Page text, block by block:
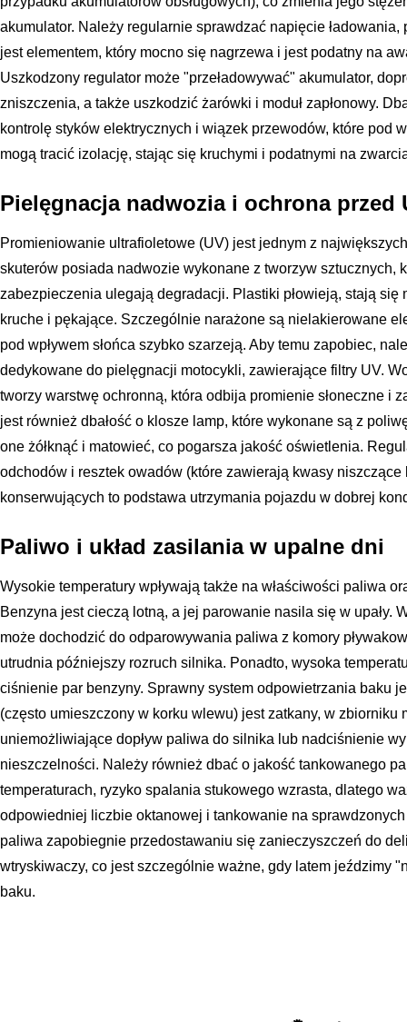
akumulator. Należy regularnie sprawdzać napięcie
jest elementem, który mocno się nagrzewa i jest podatny na
Uszkodzony regulator może "przeładowywać" akumulator,
zniszczenia, a także uszkodzić żarówki i moduł zapłonowy.
kontrolę styków elektrycznych i wiązek przewodów, które pod
mogą tracić izolację, stając się kruchymi i podatnymi na
Pielęgnacja nadwozia i ochrona przed
Promieniowanie ultrafioletowe (UV) jest jednym z
skuterów posiada nadwozie wykonane z tworzyw sztucznych,
zabezpieczenia ulegają degradacji. Plastiki płowieją, stają się
kruche i pękające. Szczególnie narażone są nielakierowane
pod wpływem słońca szybko szarzeją. Aby temu zapobiec,
dedykowane do pielęgnacji motocykli, zawierające filtry UV.
tworzy warstwę ochronną, która odbija promienie słoneczne i
jest również dbałość o klosze lamp, które wykonane są z
one żółknąć i matowieć, co pogarsza jakość oświetlenia.
odchodów i resztek owadów (które zawierają kwasy
konserwujących to podstawa utrzymania pojazdu w dobrej
Paliwo i układ zasilania w upalne dni
Wysokie temperatury wpływają także na właściwości paliwa
Benzyna jest cieczą lotną, a jej parowanie nasila się w upały.
może dochodzić do odparowywania paliwa z komory
utrudnia późniejszy rozruch silnika. Ponadto, wysoka
ciśnienie par benzyny. Sprawny system odpowietrzania baku
(często umieszczony w korku wlewu) jest zatkany, w
uniemożliwiające dopływ paliwa do silnika lub nadciśnienie
nieszczelności. Należy również dbać o jakość tankowanego
temperaturach, ryzyko spalania stukowego wzrasta, dlatego
odpowiedniej liczbie oktanowej i tankowanie na
paliwa zapobiegnie przedostawaniu się zanieczyszczeń do
wtryskiwaczy, co jest szczególnie ważne, gdy latem jeździmy
baku.